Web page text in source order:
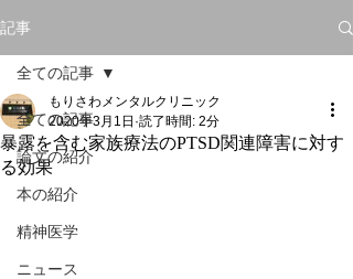
記事
全ての記事
論文の紹介
本の紹介
精神医学
ニュース
全ての記事
暴露を含む家族療法のPTSD関連障害に対す
る効果
もりさわメンタルクリニック
2020年3月1日 読了時間: 2分